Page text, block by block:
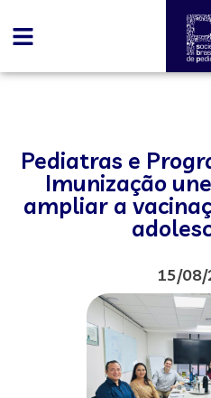
Pediatras e
Imunização
ampliar a
15/